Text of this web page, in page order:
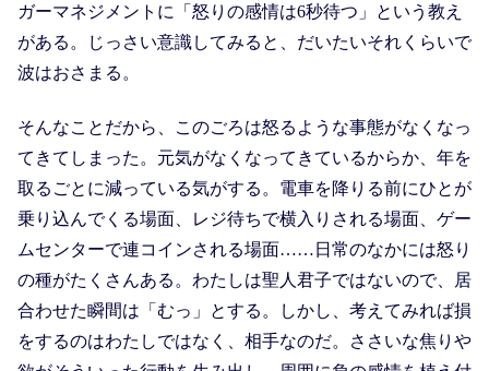
ガーマネジメントに「怒りの感情は6秒待つ」という教え
がある。じっさい意識してみると、だいたいそれくらいで
波はおさまる。
そんなことだから、このごろは怒るような事態がなくなっ
てきてしまった。元気がなくなってきているからか、年を
取るごとに減っている気がする。電車を降りる前にひとが
乗り込んでくる場面、レジ待ちで横入りされる場面、ゲー
ムセンターで連コインされる場面……日常のなかには怒り
の種がたくさんある。わたしは聖人君子ではないので、居
合わせた瞬間は「むっ」とする。しかし、考えてみれば損
をするのはわたしではなく、相手なのだ。ささいな焦りや